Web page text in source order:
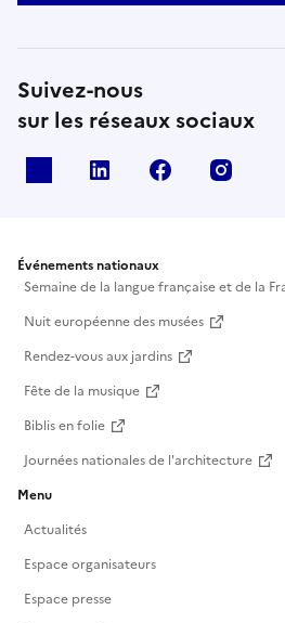
Suivez-nous
sur les réseaux sociaux
Linkedin Facebook
Événements nationaux
Semaine de la langue française et de la
Nuit européenne des musées
Rendez-vous aux jardins
Fête de la musique
Biblis en folie
Journées nationales de l'architecture
Menu
Actualités
Espace organisateurs
Espace presse